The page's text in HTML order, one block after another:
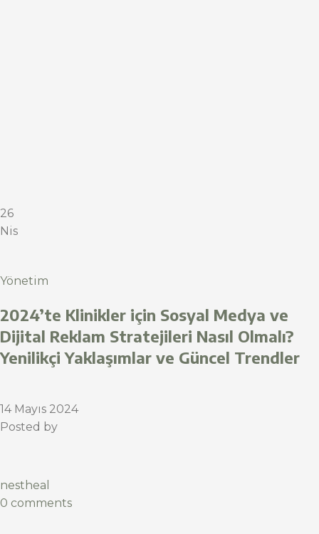
26
Nis
Yönetim
2024’te Klinikler için Sosyal Medya ve
Dijital Reklam Stratejileri Nasıl Olmalı?
Yenilikçi Yaklaşımlar ve Güncel Trendler
14 Mayıs 2024
Posted by
nestheal
0 comments